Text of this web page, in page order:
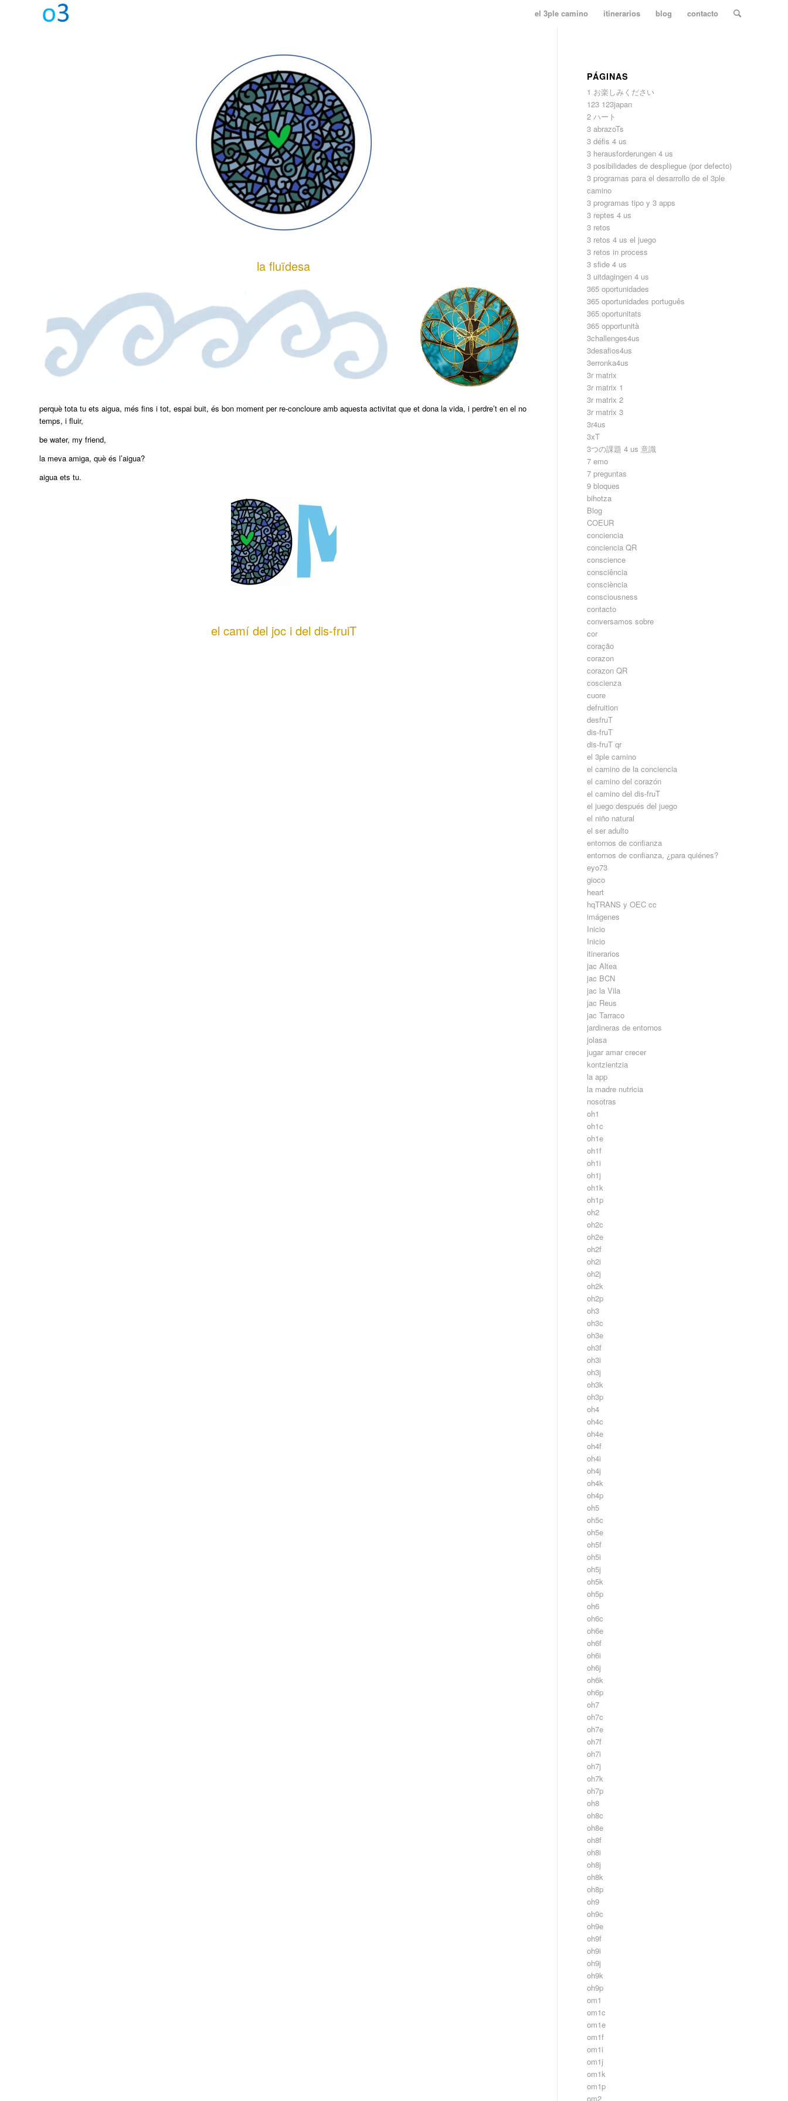
el 3ple camino itinerarios blog contacto
la fluïdesa
perquè tota tu ets aigua, més fins i tot, espai buit, és bon moment per re-concloure amb aquesta activitat que et dona la vida, i perdre’t en el no
temps, i fluir,
be water, my friend,
la meva amiga, què és l’aigua?
aigua ets tu.
el camí del joc i del dis-fruiT
PÁGINAS
1 お楽しみください
123 123japan
2 ハート
3 abrazoTs
3 défis 4 us
3 herausforderungen 4 us
3 posibilidades de despliegue (por defecto)
3 programas para el desarrollo de el 3ple
camino
3 programas tipo y 3 apps
3 reptes 4 us
3 retos
3 retos 4 us el juego
3 retos in process
3 sfide 4 us
3 uitdagingen 4 us
365 oportunidades
365 oportunidades português
365 oportunitats
365 opportunità
3challenges4us
3desafios4us
3erronka4us
3r matrix
3r matrix 1
3r matrix 2
3r matrix 3
3r4us
3xT
3つの課題 4 us 意識
7 emo
7 preguntas
9 bloques
bihotza
Blog
COEUR
conciencia
conciencia QR
conscience
consciência
consciència
consciousness
contacto
conversamos sobre
cor
coração
corazon
corazon QR
coscienza
cuore
defruition
desfruT
dis-fruT
dis-fruT qr
el 3ple camino
el camino de la conciencia
el camino del corazón
el camino del dis-fruT
el juego después del juego
el niño natural
el ser adulto
entornos de confianza
entornos de confianza, ¿para quiénes?
eyo73
gioco
heart
hqTRANS y OEC cc
imágenes
Inicio
Inicio
itinerarios
jac Altea
jac BCN
jac la Vila
jac Reus
jac Tarraco
jardineras de entornos
jolasa
jugar amar crecer
kontzientzia
la app
la madre nutricia
nosotras
oh1
oh1c
oh1e
oh1f
oh1i
oh1j
oh1k
oh1p
oh2
oh2c
oh2e
oh2f
oh2i
oh2j
oh2k
oh2p
oh3
oh3c
oh3e
oh3f
oh3i
oh3j
oh3k
oh3p
oh4
oh4c
oh4e
oh4f
oh4i
oh4j
oh4k
oh4p
oh5
oh5c
oh5e
oh5f
oh5i
oh5j
oh5k
oh5p
oh6
oh6c
oh6e
oh6f
oh6i
oh6j
oh6k
oh6p
oh7
oh7c
oh7e
oh7f
oh7i
oh7j
oh7k
oh7p
oh8
oh8c
oh8e
oh8f
oh8i
oh8j
oh8k
oh8p
oh9
oh9c
oh9e
oh9f
oh9i
oh9j
oh9k
oh9p
om1
om1c
om1e
om1f
om1i
om1j
om1k
om1p
om2